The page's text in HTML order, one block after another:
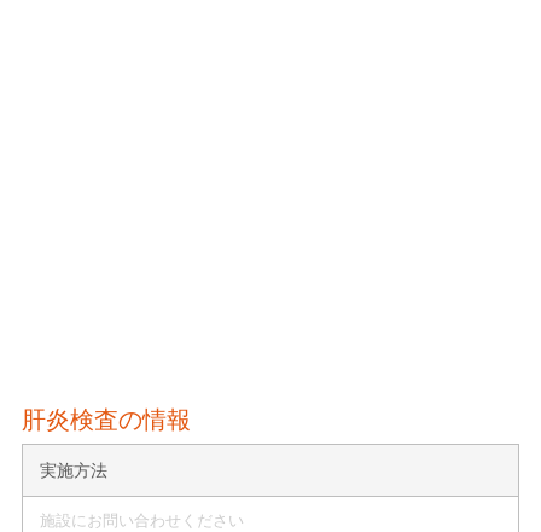
肝炎検査の情報
実施方法
施設にお問い合わせください